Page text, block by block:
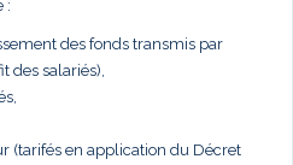
:
des fonds transmis par
des salariés),
(tarifés en application du Décret